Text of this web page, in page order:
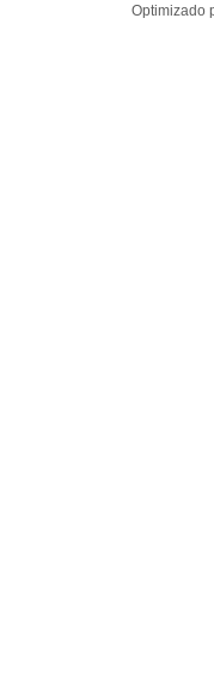
Optimizado